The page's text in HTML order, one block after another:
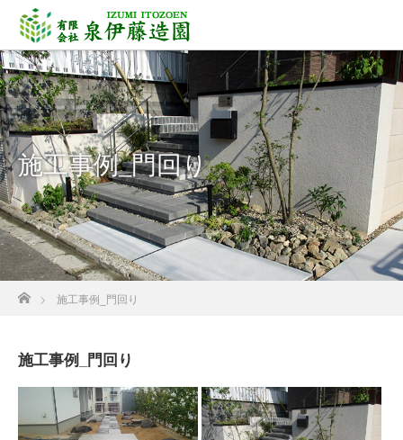
施工事例_門回り
ホーム
施工事例_門回り
施工事例_門回り